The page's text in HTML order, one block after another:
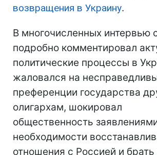
возвращения в Украину.
В многочисленных интервью
подробно комментировал
политические процессы в
жаловался на
преференции государства
олигархам, шокировал
общественность
необходимости
отношения с Россией и брать